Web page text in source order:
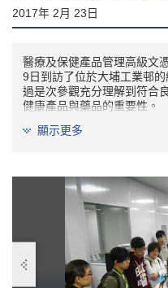
2017年 2月 23日
醫療及保健產品管理高級文
9日到訪了位於大埔工業邨
過是次參觀充分理解到符合
健康產品與藥品的重要性。
維特健靈集團每年均為就讀
顯示更多